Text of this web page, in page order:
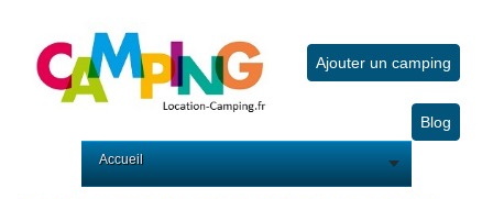
Ajouter un camping
Blog
Accueil